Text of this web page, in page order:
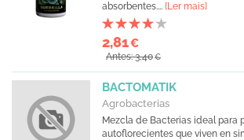
absorbentes.... [Ler mais]
2,81€
Antes: 3,40€
BACTOMATIK
Agrobacterias
Mezcla de Bacterias ideal para
autoflorecientes que viven en